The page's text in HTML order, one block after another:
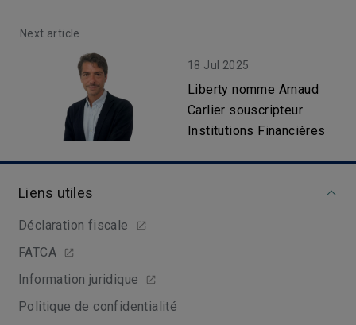
Next article
18 Jul 2025
Liberty nomme Arnaud
Carlier souscripteur
Institutions Financières
Liens utiles
Déclaration fiscale
FATCA
Information juridique
Politique de confidentialité